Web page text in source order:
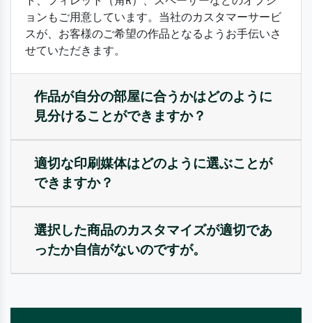
ョンもご用意しています。当社のカスタマーサービ
スが、お客様のご希望の作品となるようお手伝いさ
せていただきます。
作品が自分の部屋に合うかはどのように
見分けることができますか？
適切な印刷媒体はどのように選ぶことが
できますか？
選択した商品のカスタマイズが適切であ
ったか自信がないのですが。